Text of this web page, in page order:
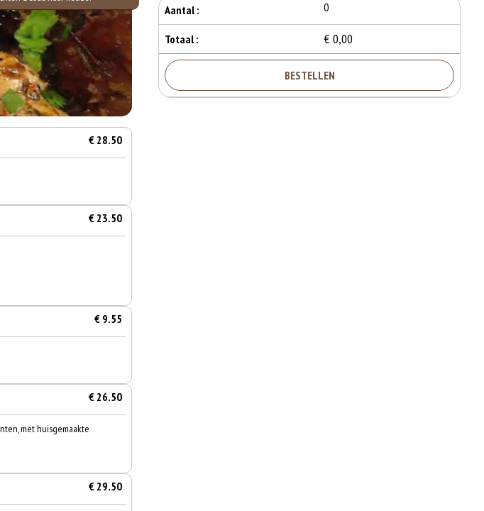
€ 28.50
€ 23.50
€ 9.55
€ 26.50
met huisgemaakte
€ 29.50
Aantal : 0
Totaal : € 0,00
BESTELLEN